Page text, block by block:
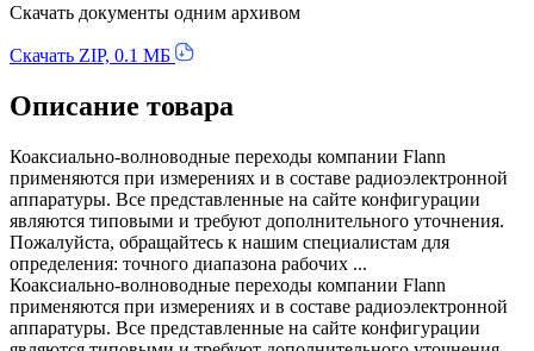
Скачать документы одним архивом
Скачать ZIP, 0.1 МБ
Описание товара
Коаксиально-волноводные переходы компании Flann
применяются при измерениях и в составе радиоэлектронной
аппаратуры. Все представленные на сайте конфигурации
являются типовыми и требуют дополнительного уточнения.
Пожалуйста, обращайтесь к нашим специалистам для
определения: точного диапазона рабочих ...
Коаксиально-волноводные переходы компании Flann
применяются при измерениях и в составе радиоэлектронной
аппаратуры. Все представленные на сайте конфигурации